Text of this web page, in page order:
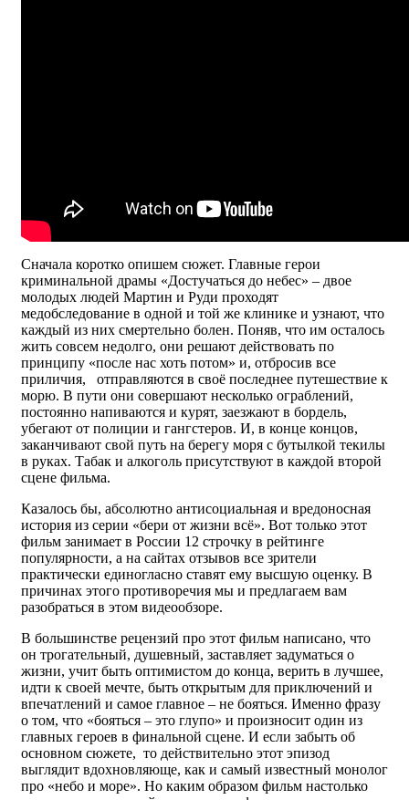
Сначала коротко опишем сюжет. Главные герои
криминальной драмы «Достучаться до небес» – двое
молодых людей Мартин и Руди проходят
медобследование в одной и той же клинике и узнают, что
каждый из них смертельно болен. Поняв, что им осталось
жить совсем недолго, они решают действовать по
принципу «после нас хоть потом» и, отбросив все
приличия, отправляются в своё последнее путешествие к
морю. В пути они совершают несколько ограблений,
постоянно напиваются и курят, заезжают в бордель,
убегают от полиции и гангстеров. И, в конце концов,
заканчивают свой путь на берегу моря с бутылкой текилы
в руках. Табак и алкоголь присутствуют в каждой второй
сцене фильма.
Казалось бы, абсолютно антисоциальная и вредоносная
история из серии «бери от жизни всё». Вот только этот
фильм занимает в России 12 строчку в рейтинге
популярности, а на сайтах отзывов все зрители
практически единогласно ставят ему высшую оценку. В
причинах этого противоречия мы и предлагаем вам
разобраться в этом видеообзоре.
В большинстве рецензий про этот фильм написано, что
он трогательный, душевный, заставляет задуматься о
жизни, учит быть оптимистом до конца, верить в лучшее,
идти к своей мечте, быть открытым для приключений и
впечатлений и самое главное – не бояться. Именно фразу
о том, что «бояться – это глупо» и произносит один из
главных героев в финальной сцене. И если забыть об
основном сюжете, то действительно этот эпизод
выглядит вдохновляюще, как и самый известный монолог
про «небо и море». Но каким образом фильм настолько